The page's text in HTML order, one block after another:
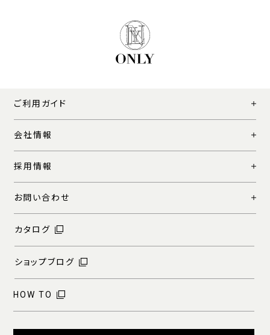
ご利用ガイド
会社情報
採用情報
お問い合わせ
カタログ
ショップブログ
HOW TO